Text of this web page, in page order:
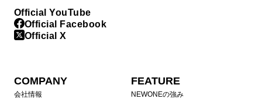
Official YouTube
Official Facebook
Official X
COMPANY
会社情報
FEATURE
NEWONEの強み